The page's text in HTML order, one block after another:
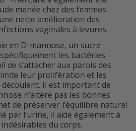
menée chez des femmes
nette amélioration des
vaginales à levures.
en D-mannose, un sucre
les bactéries
de s’attacher aux parois des
leur prolifération et les
Il est important de
n’altère pas les bonnes
de préserver l’équilibre naturel
par l’urine, il aide également à
du corps.